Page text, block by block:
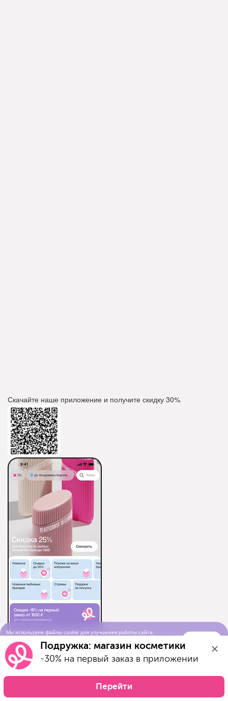
Скачайте наше приложение и получите скидку 30%
AppStore
Google Play
AppGallery
Мы используем файлы cookie для улучшения работы сайта.
использования cookie-файловПодружка: магазин косметики
-30% на первый заказ в приложении
Перейти